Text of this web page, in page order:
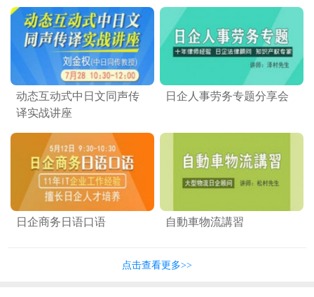
动态互动式中日文同声传
译实战讲座
日企人事劳务专题分享会
日企商务日语口语 自動車物流講習
点击查看更多>>